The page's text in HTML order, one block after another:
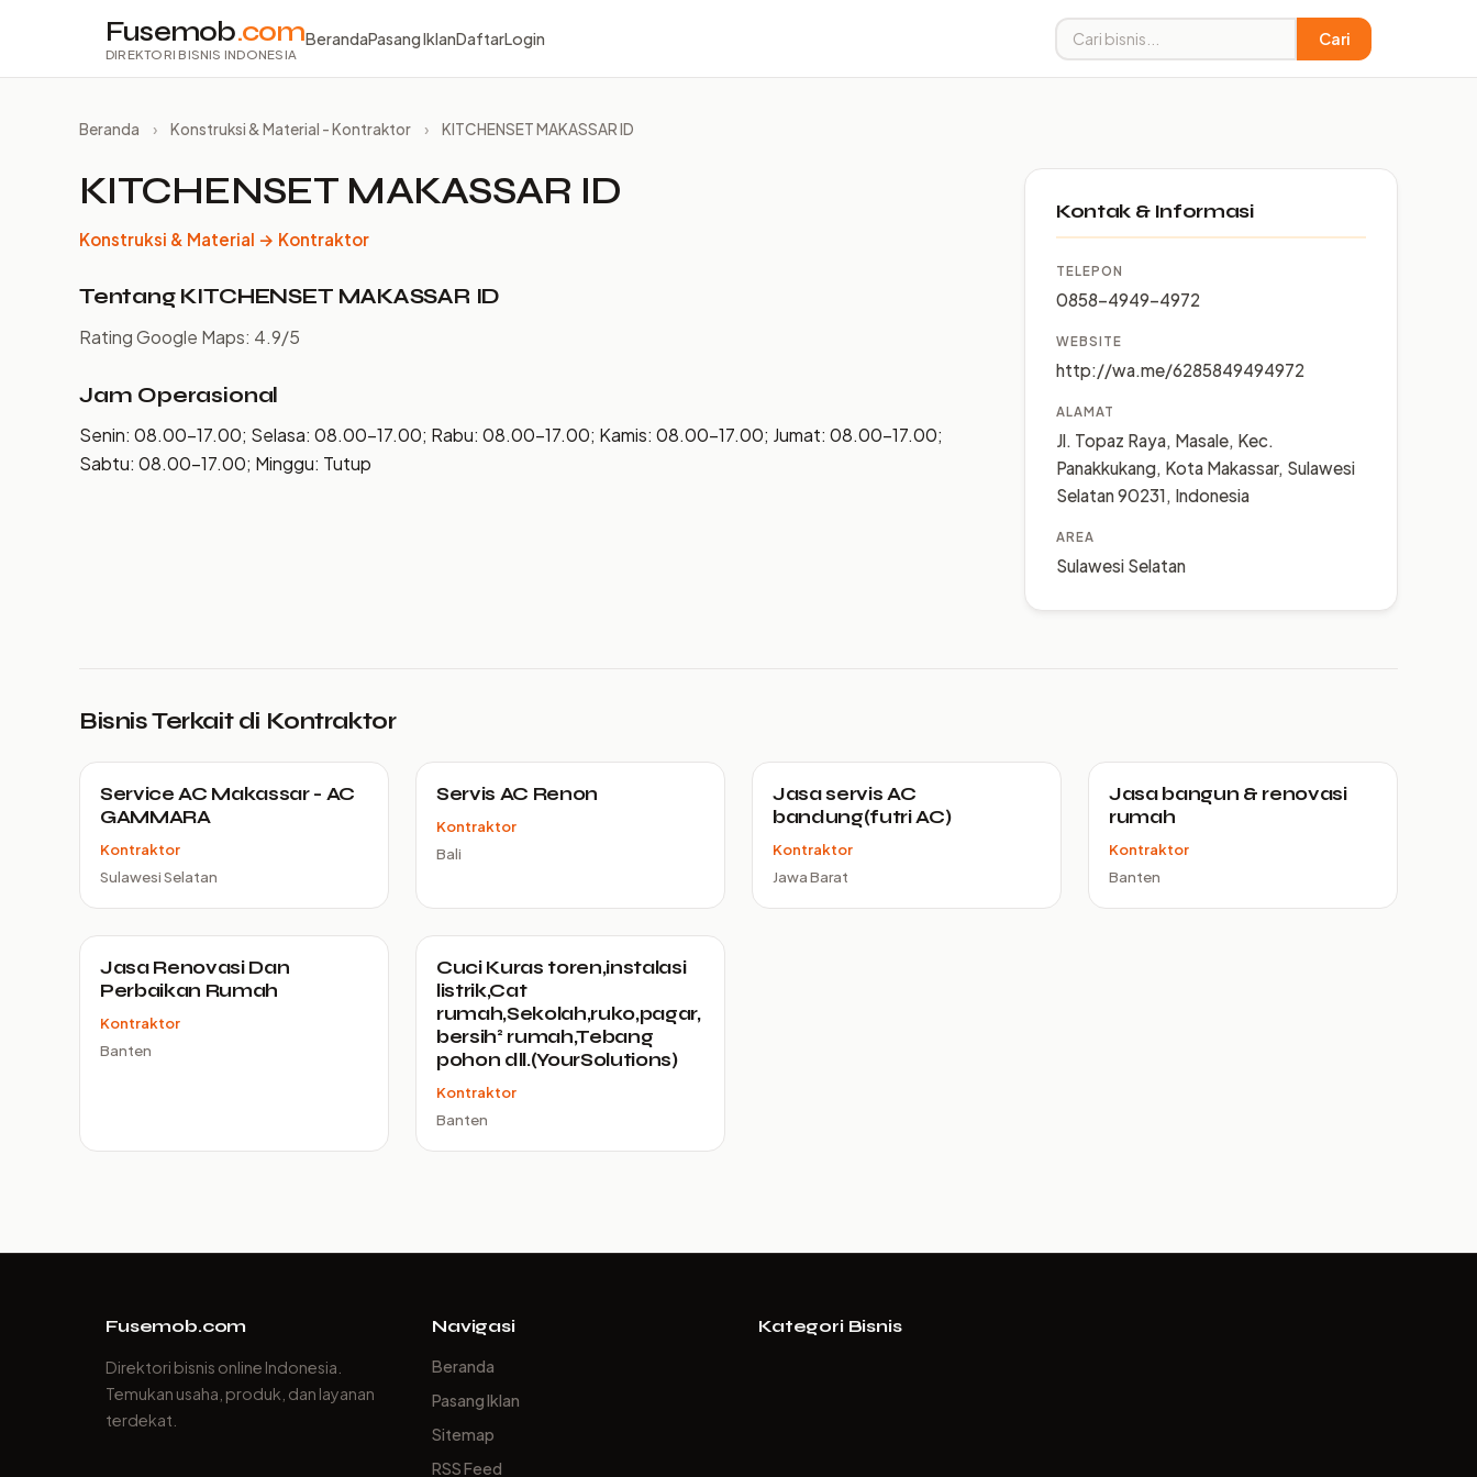
Fusemob.com
DIREKTORI BISNIS INDONESIA
BerandaPasang IklanDaftarLogin Cari
Beranda › Konstruksi & Material - Kontraktor › KITCHENSET MAKASSAR ID
KITCHENSET MAKASSAR ID
Konstruksi & Material → Kontraktor
Tentang KITCHENSET MAKASSAR ID
Rating Google Maps: 4.9/5
Jam Operasional
Senin: 08.00–17.00; Selasa: 08.00–17.00; Rabu: 08.00–17.00; Kamis: 08.00–17.00; Jumat: 08.00–17.00;
Sabtu: 08.00–17.00; Minggu: Tutup
Kontak & Informasi
TELEPON
0858-4949-4972
WEBSITE
http://wa.me/6285849494972
ALAMAT
Jl. Topaz Raya, Masale, Kec.
Panakkukang, Kota Makassar, Sulawesi
Selatan 90231, Indonesia
AREA
Sulawesi Selatan
Bisnis Terkait di Kontraktor
Service AC Makassar - AC
GAMMARA
Kontraktor
Sulawesi Selatan
Servis AC Renon
Kontraktor
Bali
Jasa servis AC
bandung(futri AC)
Kontraktor
Jawa Barat
Jasa bangun & renovasi
rumah
Kontraktor
Banten
Jasa Renovasi Dan
Perbaikan Rumah
Kontraktor
Banten
Cuci Kuras toren,instalasi
listrik,Cat
rumah,Sekolah,ruko,pagar,
bersih² rumah,Tebang
pohon dll.(YourSolutions)
Kontraktor
Banten
Fusemob.com
Direktori bisnis online Indonesia.
Temukan usaha, produk, dan layanan
terdekat.
Navigasi
Beranda
Pasang Iklan
Sitemap
RSS Feed
Kategori Bisnis